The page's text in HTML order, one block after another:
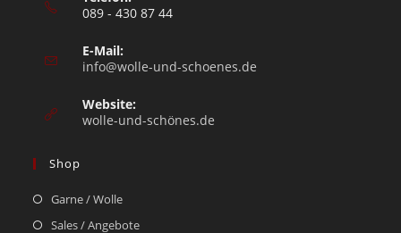
089 - 430 87 44
E-Mail:
info@wolle-und-schoenes.de
Website:
wolle-und-schönes.de
Shop
Garne / Wolle
Sales / Angebote